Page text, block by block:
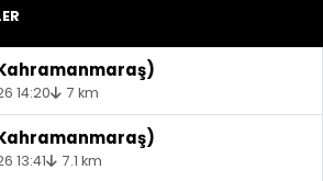
14:20 7 km
13:41 7.1 km